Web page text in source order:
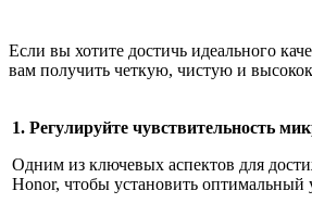
Если вы хотите достичь идеального
вам получить четкую, чистую и
1. Регулируйте чувствительность
Одним из ключевых аспектов для
Honor, чтобы установить оптимальный